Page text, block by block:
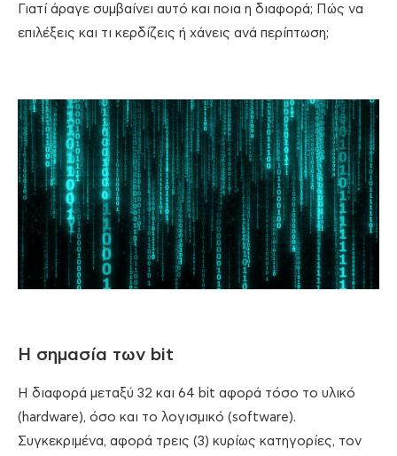
Γιατί άραγε συμβαίνει αυτό και ποια η διαφορά; Πώς να
επιλέξεις και τι κερδίζεις ή χάνεις ανά περίπτωση;
Η σημασία των bit
Η διαφορά μεταξύ 32 και 64 bit αφορά τόσο το υλικό
(hardware), όσο και το λογισμικό (software).
Συγκεκριμένα, αφορά τρεις (3) κυρίως κατηγορίες, τον